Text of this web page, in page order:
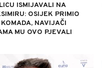
ISMIJAVALI NA
OSIJEK PRIMIO
NAVIJAČI
MU OVO PJEVALI